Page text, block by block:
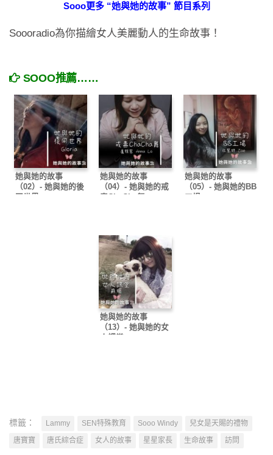
Sooo更多 “她與她的故事” 節目系列
Soooradio為你描繪女人美麗動人的生命故事！
SOOO推薦……
她與她的故事
（02）- 她與她的後
同世界
她與她的故事
（04）- 她與她的戒
毒ChaCha舞
她與她的故事
（05）- 她與她的BB
工場
她與她的故事
（13）- 她與她的女
人課堂
標籤： Lammy SEN特殊教育 Sooo Windy
兒女是天賜的禮物
唐寶寶
唐氏綜合症 女人的故事 星星家長 生命故事 訪問